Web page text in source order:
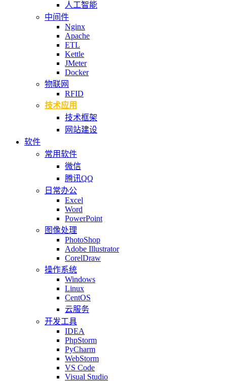
人工智能
中间件
Nginx
Apache
ETL
Kettle
JMeter
Docker
物联网
RFID
技术应用
技术框架
网站建设
软件
常用软件
微信
腾讯QQ
日常办公
Excel
Word
PowerPoint
图像处理
PhotoShop
Adobe Illustrator
CorelDraw
操作系统
Windows
Linux
CentOS
云服务
开发工具
IDEA
PhpStorm
PyCharm
WebStorm
VS Code
Visual Studio